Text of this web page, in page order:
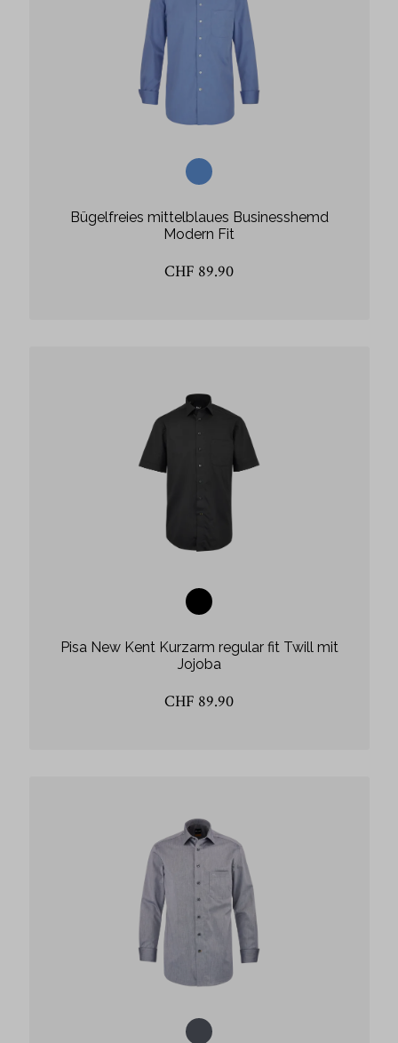
Bügelfreies mittelblaues Businesshemd
Modern Fit
CHF 89.90
Pisa New Kent Kurzarm regular fit Twill mit
Jojoba
CHF 89.90